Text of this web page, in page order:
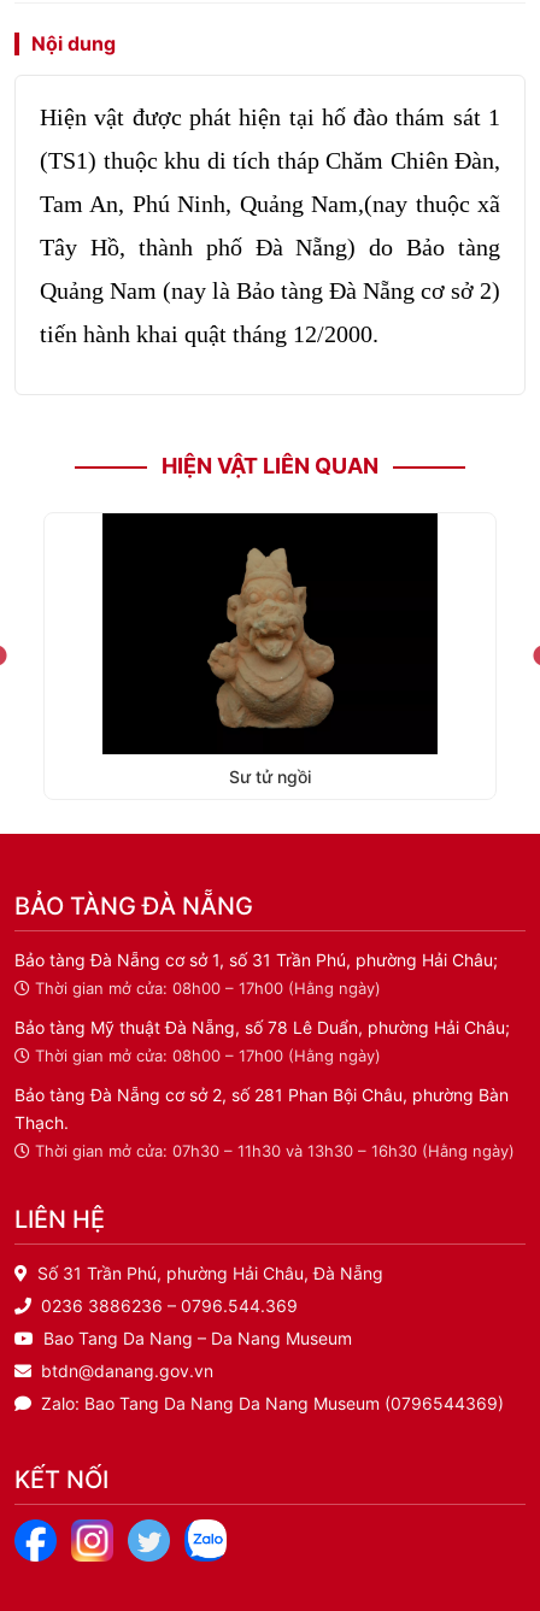
Nội dung
Hiện vật được phát hiện tại hố đào thám sát 1
(TS1) thuộc khu di tích tháp Chăm Chiên Đàn,
Tam An, Phú Ninh, Quảng Nam,(nay thuộc xã
Tây Hồ, thành phố Đà Nẵng) do Bảo tàng
Quảng Nam (nay là Bảo tàng Đà Nẵng cơ sở 2)
tiến hành khai quật tháng 12/2000.
HIỆN VẬT LIÊN QUAN
Sư tử ngồi
BẢO TÀNG ĐÀ NẴNG
Bảo tàng Đà Nẵng cơ sở 1, số 31 Trần Phú, phường Hải Châu;
Thời gian mở cửa: 08h00 – 17h00 (Hằng ngày)
Bảo tàng Mỹ thuật Đà Nẵng, số 78 Lê Duẩn, phường Hải Châu;
Thời gian mở cửa: 08h00 – 17h00 (Hằng ngày)
Bảo tàng Đà Nẵng cơ sở 2, số 281 Phan Bội Châu, phường Bàn
Thạch.
Thời gian mở cửa: 07h30 – 11h30 và 13h30 – 16h30 (Hằng ngày)
LIÊN HỆ
Số 31 Trần Phú, phường Hải Châu, Đà Nẵng
0236 3886236 – 0796.544.369
Bao Tang Da Nang – Da Nang Museum
btdn@danang.gov.vn
Zalo: Bao Tang Da Nang Da Nang Museum (0796544369)
KẾT NỐI